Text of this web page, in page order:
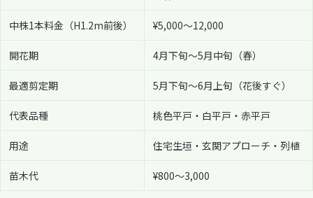
中株1本料金（H1.2m前後） ¥5,000〜12,000
開花期 4月下旬〜5月中旬（春）
最適剪定期 5月下旬〜6月上旬（花後すぐ）
代表品種 桃色平戸・白平戸・赤平戸
用途 住宅生垣・玄関アプローチ・列植
苗木代 ¥800〜3,000